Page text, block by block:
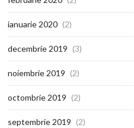
ianuarie 2020 (2)
decembrie 2019 (3)
noiembrie 2019 (2)
octombrie 2019 (2)
septembrie 2019 (2)